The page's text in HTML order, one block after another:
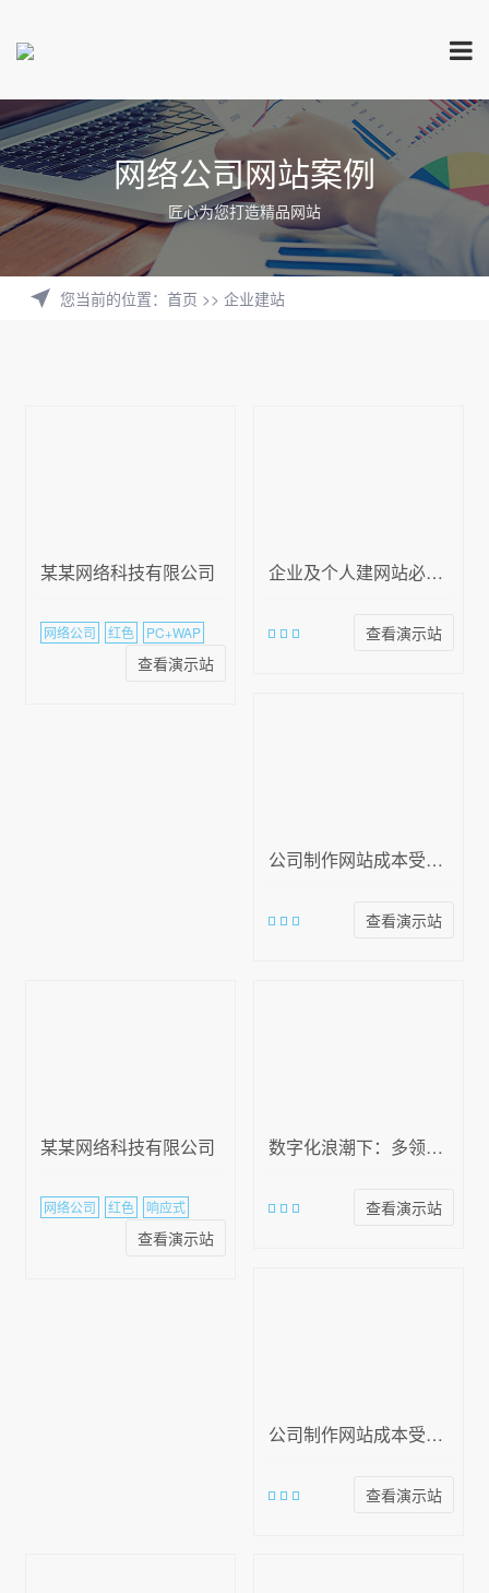
网络公司网站案例
匠心为您打造精品网站
您当前的位置： 首页 >> 企业建站
某某网络科技有限公司
网络公司 红色 PC+WAP
查看演示站
企业及个人建网站必看！成本受多种因素制约，类型不同费用有别？
查看演示站
公司制作网站成本受何影响？功能与设计要求深度剖析
查看演示站
某某网络科技有限公司
网络公司 红色 响应式
查看演示站
数字化浪潮下：多领域服务及关键要点解析
查看演示站
公司制作网站成本受多种因素影响，含网站类型及功能需求等
查看演示站